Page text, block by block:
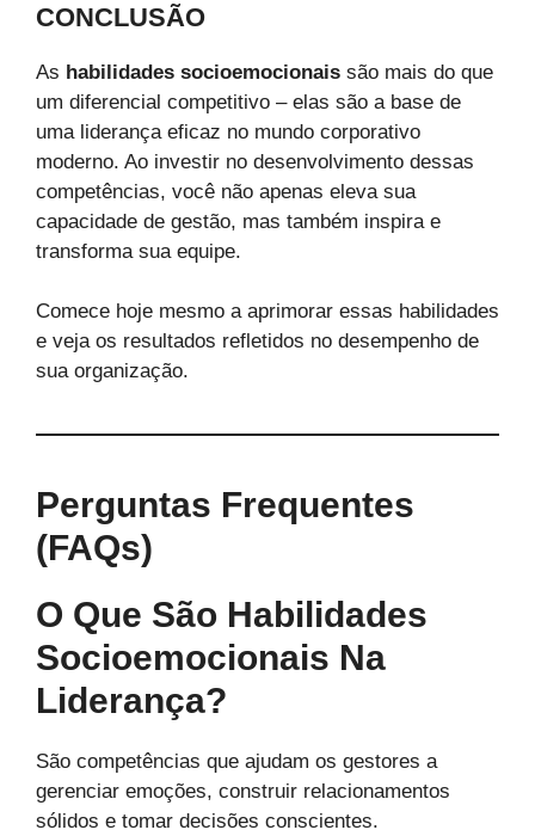
CONCLUSÃO
As habilidades socioemocionais são mais do que
um diferencial competitivo – elas são a base de
uma liderança eficaz no mundo corporativo
moderno. Ao investir no desenvolvimento dessas
competências, você não apenas eleva sua
capacidade de gestão, mas também inspira e
transforma sua equipe.
Comece hoje mesmo a aprimorar essas habilidades
e veja os resultados refletidos no desempenho de
sua organização.
Perguntas Frequentes
(FAQs)
O Que São Habilidades
Socioemocionais Na
Liderança?
São competências que ajudam os gestores a
gerenciar emoções, construir relacionamentos
sólidos e tomar decisões conscientes.